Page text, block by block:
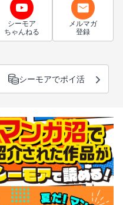
シーモア
ちゃんねる
メルマガ
登録
シーモアでポイ活